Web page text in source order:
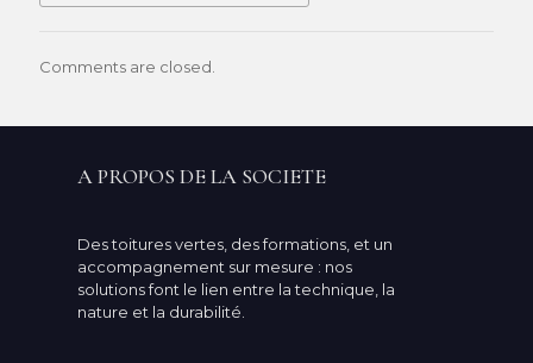
Comments are closed.
A PROPOS DE LA SOCIETE
Des toitures vertes, des formations, et un
accompagnement sur mesure : nos
solutions font le lien entre la technique, la
nature et la durabilité.